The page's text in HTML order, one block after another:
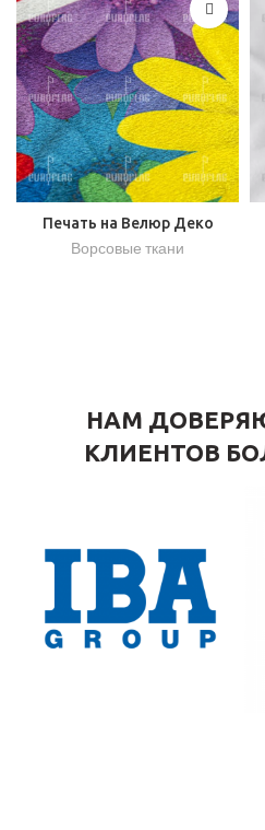
Печать на Велюр Деко
Ворсовые ткани
НАМ
КЛИЕНТОВ